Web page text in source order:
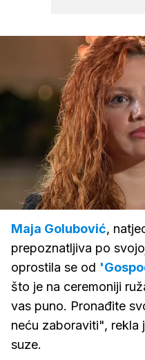
Upali
zvuk
/
Maja Golubović,
prepoznatljiva po
oprostila se od
što je na ceremoniji
vas puno. Pronađite
neću zaboraviti", rekla
suze.